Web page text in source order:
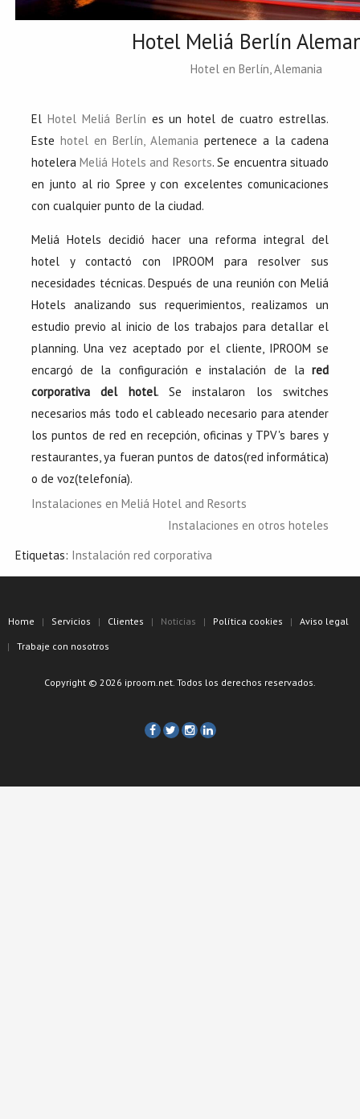
Hotel Meliá Berlín
Hotel en Berlín, Alemania
El Hotel Meliá Berlín es un hotel de cuatro estrellas.
Este hotel en Berlín, Alemania pertenece a la cadena
hoteleraMeliá Hotels and Resorts. Se encuentra situado
en junto al rio Spree y con excelentes comunicaciones
con cualquier punto de la ciudad.
Meliá Hotels decidió hacer una reforma integral del
hotel y contactó con IPROOM para resolver sus
necesidades técnicas. Después de una reunión con Meliá
Hotels analizando sus requerimientos, realizamos un
estudio previo al inicio de los trabajos para detallar el
planning. Una vez aceptado por el cliente, IPROOM se
encargó de la configuración e instalación de lared
corporativa del hotel. Se instalaron los switches
necesarios más todo el cableado necesario para atender
los puntos de red en recepción, oficinas y TPV's bares y
restaurantes, ya fueran puntos de datos(red informática)
o de voz(telefonía).
Instalaciones en Meliá Hotel and Resorts
Instalaciones en otros hoteles
Etiquetas: Instalación red corporativa
Home Servicios Clientes Noticias Política cookies Aviso legal
Trabaje con nosotros
Copyright © 2026 iproom.net. Todos los derechos reservados.